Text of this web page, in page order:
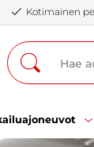
Kotimainen